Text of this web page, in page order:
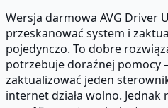
Wersja darmowa AVG Driver
przeskanować system i
pojedynczo. To dobre
potrzebuje doraźnej pomocy
zaktualizować jeden
internet działa wolno.